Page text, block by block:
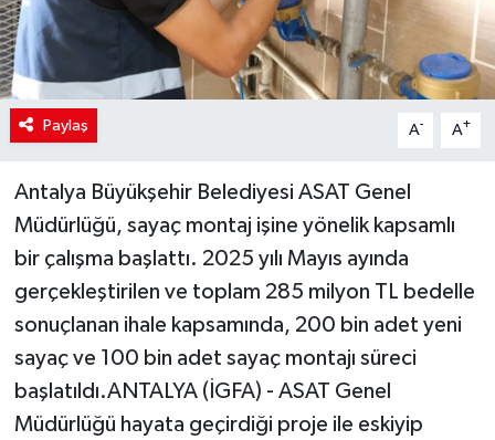
Paylaş A- A+
Antalya Büyükşehir Belediyesi ASAT Genel
Müdürlüğü, sayaç montaj işine yönelik kapsamlı
bir çalışma başlattı. 2025 yılı Mayıs ayında
gerçekleştirilen ve toplam 285 milyon TL bedelle
sonuçlanan ihale kapsamında, 200 bin adet yeni
sayaç ve 100 bin adet sayaç montajı süreci
başlatıldı.ANTALYA (İGFA) - ASAT Genel
Müdürlüğü hayata geçirdiği proje ile eskiyip